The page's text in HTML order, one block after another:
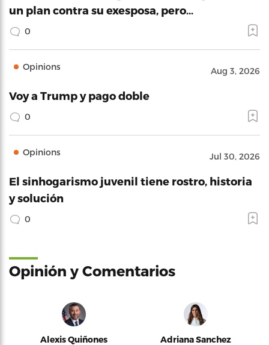
un plan contra su exesposa, pero…
0
Opinions Aug 3, 2026
Voy a Trump y pago doble
0
Opinions Jul 30, 2026
El sinhogarismo juvenil tiene rostro, historia
y solución
0
Opinión y Comentarios
Alexis Quiñones Adriana Sanchez